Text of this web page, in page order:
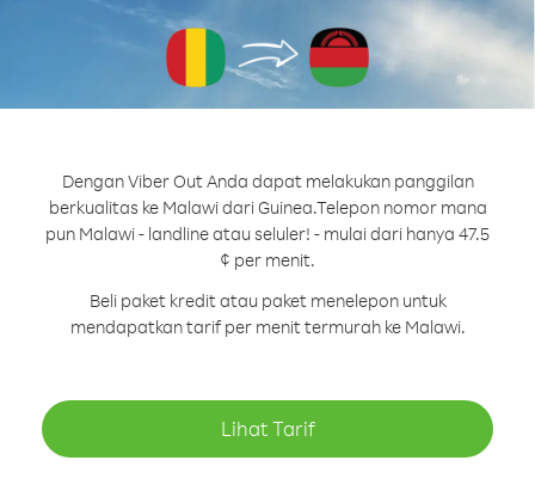
Dengan Viber Out Anda dapat melakukan panggilan
berkualitas ke Malawi dari Guinea.Telepon nomor mana
pun Malawi - landline atau seluler! - mulai dari hanya 47.5
¢ per menit.
Beli paket kredit atau paket menelepon untuk
mendapatkan tarif per menit termurah ke Malawi.
Lihat Tarif